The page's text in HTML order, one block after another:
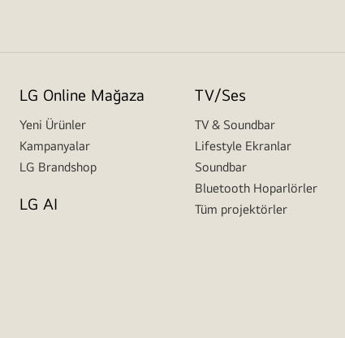
LG Online Mağaza
Yeni Ürünler
Kampanyalar
LG Brandshop
LG AI
TV/Ses
TV & Soundbar
Lifestyle Ekranlar
Soundbar
Bluetooth Hoparlörler
Tüm projektörler